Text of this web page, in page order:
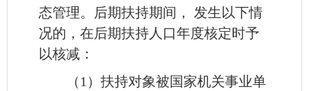
态管理。后期扶持期间， 发生以下情
况的，在后期扶持人口年度核定时予
以核减：
（1）扶持对象被国家机关事业单